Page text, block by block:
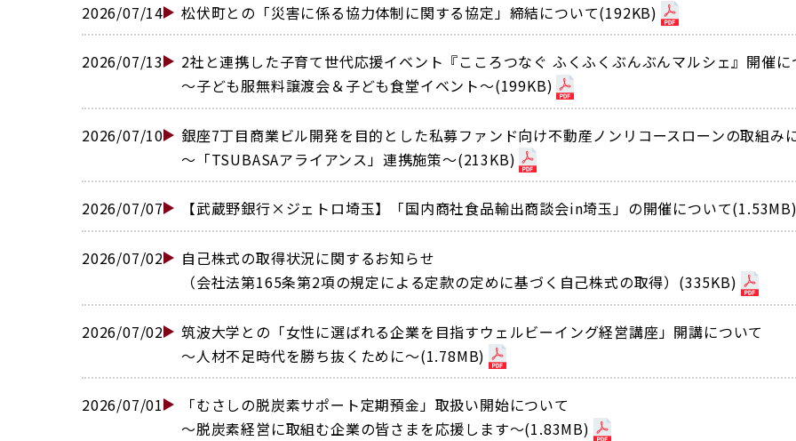
2026/07/14 松伏町との「災害に係る協力体制に関する協定」締結について(192KB)
2026/07/13
2社と連携した子育て世代応援イベント『こころつなぐ ふくふくぶんぶんマルシェ』開催に
〜子ども服無料譲渡会＆子ども食堂イベント〜(199KB)
2026/07/10
銀座7丁目商業ビル開発を目的とした私募ファンド向け不動産ノンリコースローンの取組み
〜「TSUBASAアライアンス」連携施策〜(213KB)
2026/07/07 【武蔵野銀行×ジェトロ埼玉】「国内商社食品輸出商談会in埼玉」の開催について
2026/07/02
自己株式の取得状況に関するお知らせ
（会社法第165条第2項の規定による定款の定めに基づく自己株式の取得）(335KB)
2026/07/02
筑波大学との「女性に選ばれる企業を目指すウェルビーイング経営講座」開講について
〜人材不足時代を勝ち抜くために〜(1.78MB)
2026/07/01
「むさしの脱炭素サポート定期預金」取扱い開始について
〜脱炭素経営に取組む企業の皆さまを応援します〜(1.83MB)